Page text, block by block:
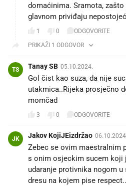
domaćinima. Sramota,
glavnom priviđaju
1 0
ODGOVORITE
PRIKAŽI 1 ODGOVOR
TS Tanay SB 05.10.2024.
Gol čist kao suza, da nije
utakmica..Rijeka prosječno
momčad
3 0 ODGOVORITE
JK Jakov KojiJEizdržao
Zebec se ovim maestralnim
s onim osjeckim sucem koji
udaranje protivnika nogom
dresu na kojem pise